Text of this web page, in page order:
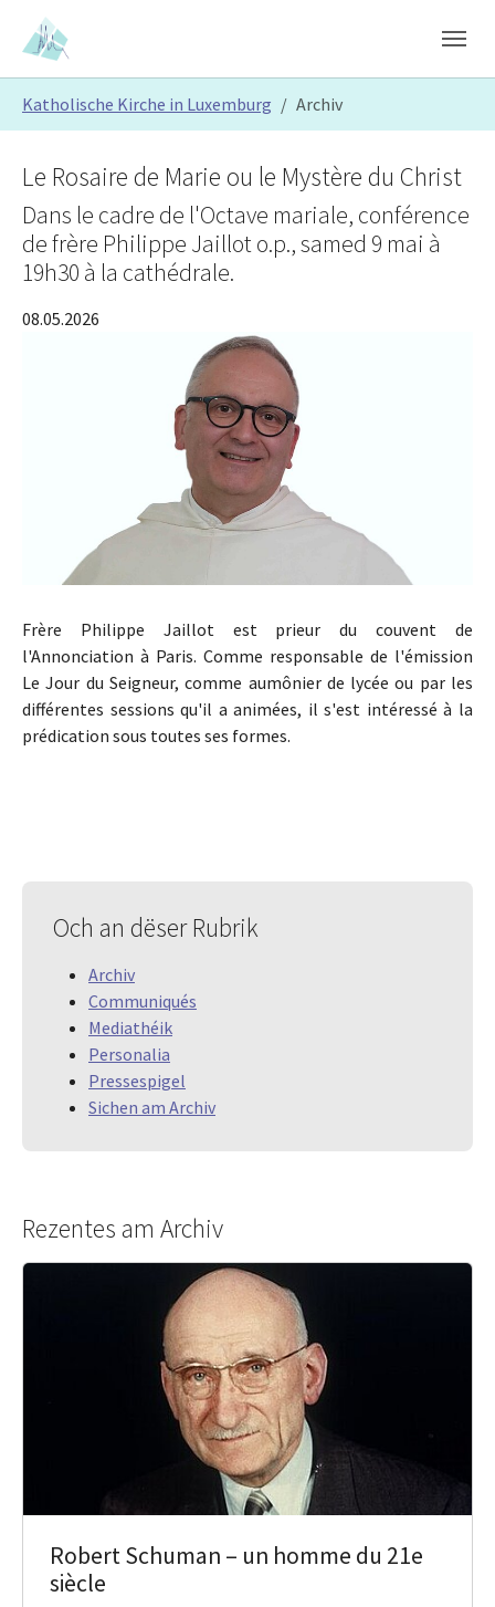
Skip to main content
Skip to page footer
Katholische Kirche in Luxemburg Archiv
Le Rosaire de Marie ou le Mystère du Christ
Dans le cadre de l'Octave mariale, conférence
de frère Philippe Jaillot o.p., samed 9 mai à
19h30 à la cathédrale.
08.05.2026
Frère Philippe Jaillot est prieur du couvent de
l'Annonciation à Paris. Comme responsable de l'émission
Le Jour du Seigneur, comme aumônier de lycée ou par les
différentes sessions qu'il a animées, il s'est intéressé à la
prédication sous toutes ses formes.
Och an dëser Rubrik
Archiv
Communiqués
Mediathéik
Personalia
Pressespigel
Sichen am Archiv
Rezentes am Archiv
Robert Schuman – un homme du 21e
siècle